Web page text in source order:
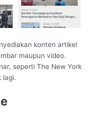
konten artikel
maupun video.
seperti The New York
lagi.